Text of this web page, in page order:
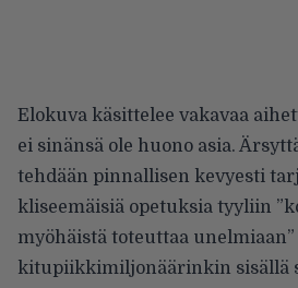
Elokuva käsittelee vakavaa
ei sinänsä ole huono asia.
tehdään pinnallisen kevyesti
kliseemäisiä opetuksia tyyliin
myöhäistä toteuttaa unelmiaan”
kitupiikkimiljonäärinkin sisällä